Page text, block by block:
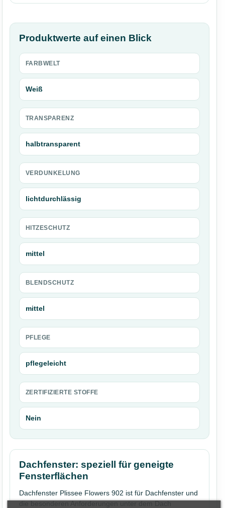
Produktwerte auf einen Blick
FARBWELT
Weiß
TRANSPARENZ
halbtransparent
VERDUNKELUNG
lichtdurchlässig
HITZESCHUTZ
mittel
BLENDSCHUTZ
mittel
PFLEGE
pflegeleicht
ZERTIFIZIERTE STOFFE
Nein
Dachfenster: speziell für geneigte
Fensterflächen
Dachfenster Plissee Flowers 902 ist für Dachfenster und